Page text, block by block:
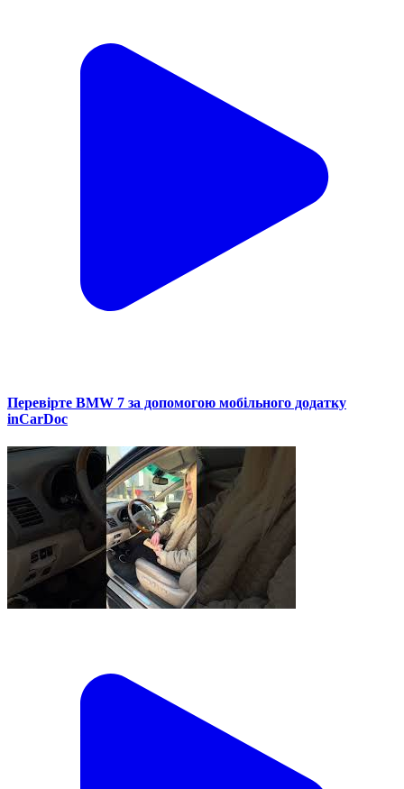
Перевірте BMW 7 за допомогою мобільного додатку
inCarDoc